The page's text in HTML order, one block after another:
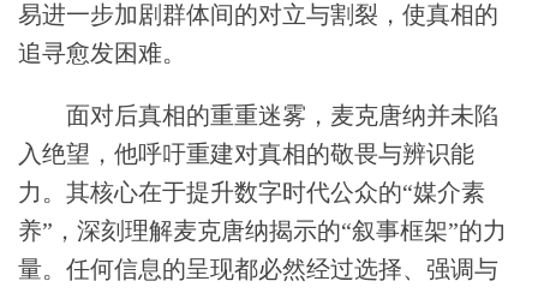
易进一步加剧群体间的对立与割裂，使真相的
追寻愈发困难。
面对后真相的重重迷雾，麦克唐纳并未陷
入绝望，他呼吁重建对真相的敬畏与辨识能
力。其核心在于提升数字时代公众的“媒介素
养”，深刻理解麦克唐纳揭示的“叙事框架”的力
量。任何信息的呈现都必然经过选择、强调与